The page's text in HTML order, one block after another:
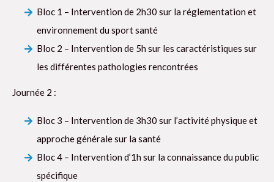
Bloc 1 – Intervention de 2h30 sur la réglementation et
environnement du sport santé
Bloc 2 – Intervention de 5h sur les caractéristiques sur
les différentes pathologies rencontrées
Journée 2 :
Bloc 3 – Intervention de 3h30 sur l’activité physique et
approche générale sur la santé
Bloc 4 – Intervention d’1h sur la connaissance du public
spécifique